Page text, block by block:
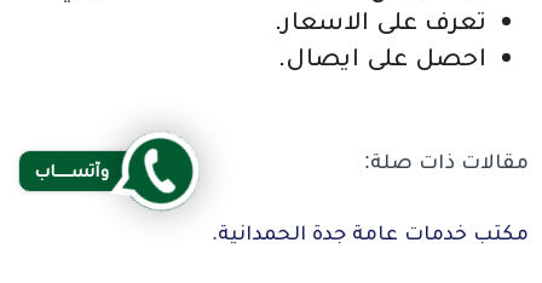
تعرف على الاسعار.
احصل على ايصال.
مقالات ذات صلة:
مكتب خدمات عامة جدة الحمدانية.
وآتســــاب